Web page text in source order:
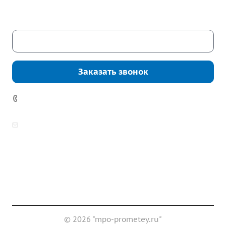
Заказать звонок
© 2026 "mpo-prometey.ru"